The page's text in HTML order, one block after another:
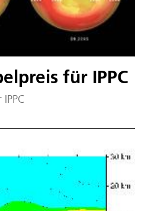
für IPPC